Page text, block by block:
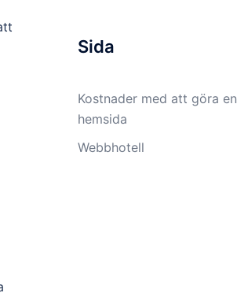
Sida
Kostnader med att göra en
hemsida
Webbhotell